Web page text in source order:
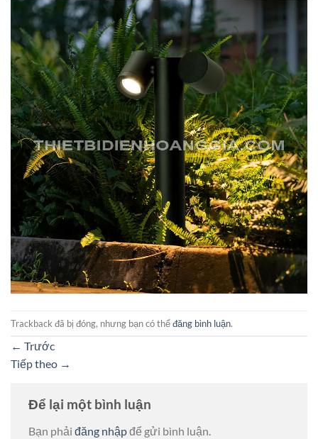
Trackback đã bị đóng, nhưng bạn có thểđăng bình luận.
← Trước
Tiếp theo →
Để lại một bình luận
Bạn phải đăng nhậpđể gửi bình luận.